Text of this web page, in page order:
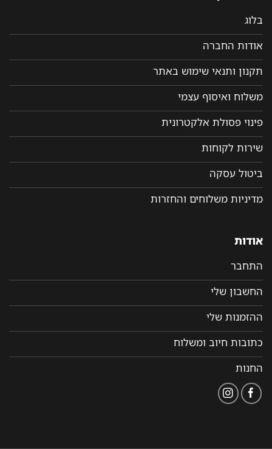
בלוג
אודות החברה
תקנון ותנאי שימוש באתר
משלוח ואיסוף עצמי
פינוי פסולת אלקטרונית
שירות לקוחות
ביטול עסקה
מדיניות משלוחים והחזרות
אודות
התחבר
החשבון שלי
ההזמנות שלי
כתובות חיוב ומשלוח
החנות